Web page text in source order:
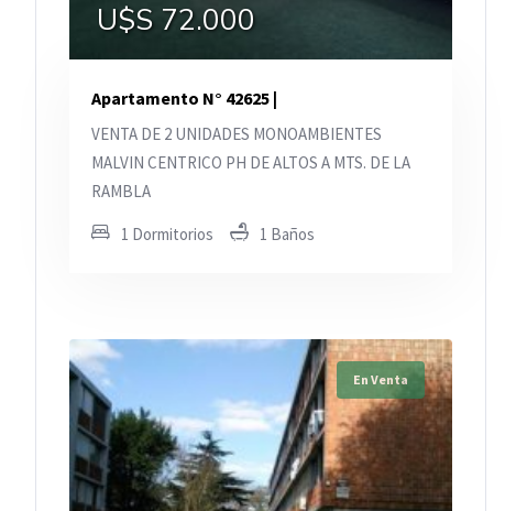
U$S 72.000
Apartamento N° 42625 |
VENTA DE 2 UNIDADES MONOAMBIENTES
MALVIN CENTRICO PH DE ALTOS A MTS. DE LA
RAMBLA
1 Dormitorios 1 Baños
En Venta